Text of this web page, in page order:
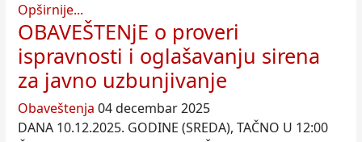
Opširnije...
OBAVEŠTENjE o proveri
ispravnosti i oglašavanju sirena
za javno uzbunjivanje
Obaveštenja 04 decembar 2025
DANA 10.12.2025. GODINE (SREDA), TAČNO U 12:00